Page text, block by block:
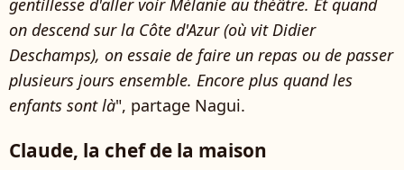
on descend sur la Côte d'Azur (où vit Didier
Deschamps), on essaie de faire un repas ou de passer
plusieurs jours ensemble. Encore plus quand les
enfants sont là", partage Nagui.
Claude, la chef de la maison